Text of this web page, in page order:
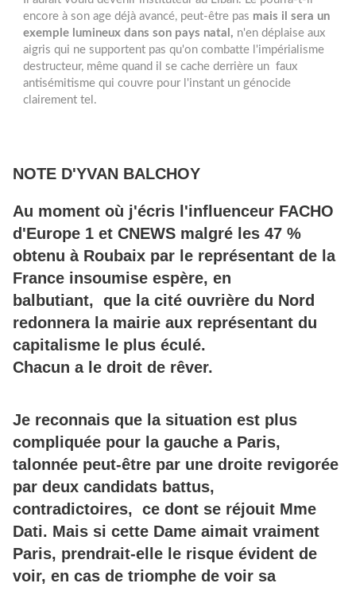
encore à son age déjà avancé, peut-être pas mais il sera un
exemple lumineux dans son pays natal, n'en déplaise aux
aigris qui ne supportent pas qu'on combatte l'impérialisme
destructeur, même quand il se cache derrière un faux
antisémitisme qui couvre pour l'instant un génocide
clairement tel.
NOTE D'YVAN BALCHOY
Au moment où j'écris l'influenceur FACHO
d'Europe 1 et CNEWS malgré les 47 %
obtenu à Roubaix par le représentant de la
France insoumise espère, en
balbutiant, que la cité ouvrière du Nord
redonnera la mairie aux représentant du
capitalisme le plus éculé.
Chacun a le droit de rêver.
Je reconnais que la situation est plus
compliquée pour la gauche a Paris,
talonnée peut-être par une droite revigorée
par deux candidats battus,
contradictoires, ce dont se réjouit Mme
Dati. Mais si cette Dame aimait vraiment
Paris, prendrait-elle le risque évident de
voir, en cas de triomphe de voir sa